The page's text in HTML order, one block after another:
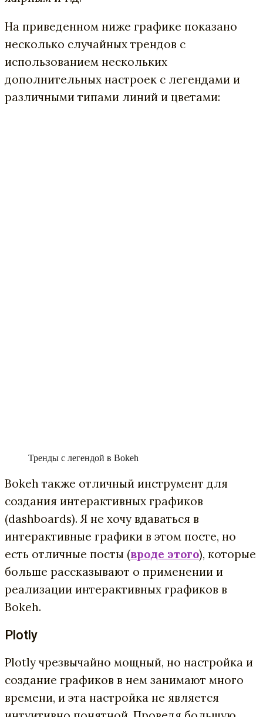
На приведенном ниже графике показано
несколько случайных трендов с
использованием нескольких
дополнительных настроек с легендами и
различными типами линий и цветами:
Тренды с легендой в Bokeh
Bokeh также отличный инструмент для
создания интерактивных графиков
(dashboards). Я не хочу вдаваться в
интерактивные графики в этом посте, но
есть отличные посты (вроде этого), которые
больше рассказывают о применении и
реализации интерактивных графиков в
Bokeh.
Plotly
Plotly чрезвычайно мощный, но настройка и
создание графиков в нем занимают много
времени, и эта настройка не является